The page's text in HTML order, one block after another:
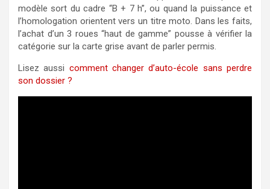
modèle sort du cadre “B + 7 h”, ou quand la puissance et
l’homologation orientent vers un titre moto. Dans les faits,
l’achat d’un 3 roues “haut de gamme” pousse à vérifier la
catégorie sur la carte grise avant de parler permis.
Lisez aussi comment changer d’auto-école sans perdre
son dossier ?